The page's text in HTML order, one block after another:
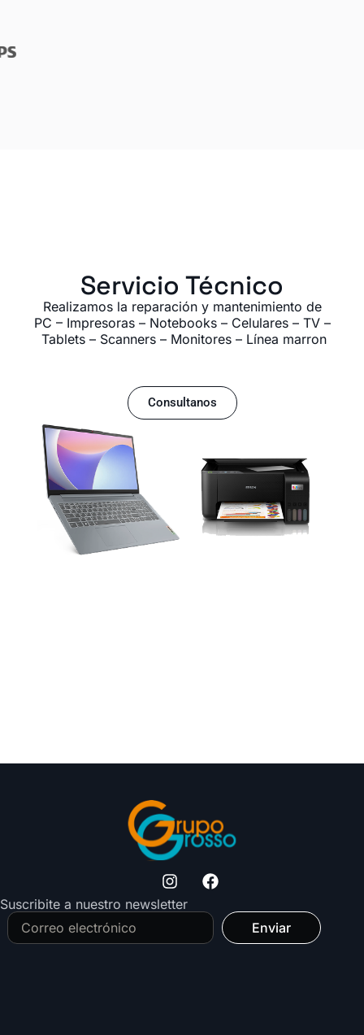
Servicio Técnico
Realizamos la reparación y mantenimiento de
PC – Impresoras – Notebooks – Celulares – TV –
Tablets – Scanners – Monitores – Línea marron
Consultanos
Suscribite a nuestro newsletter
Enviar